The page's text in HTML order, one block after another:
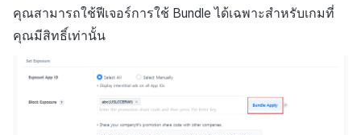
คุณสามารถใช้ฟีเจอร์การใช้ Bundle ได้เฉพาะสำหรับเกมที่
คุณมีสิทธิ์เท่านั้น